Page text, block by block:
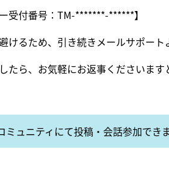
受付番号：TM-*******-******】
るため、引き続きメールサポート
ら、お気軽にお返事くださいます
ュニティにて投稿・会話参加でき